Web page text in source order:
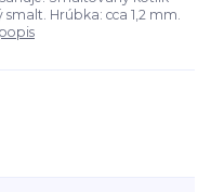
Hrúbka: cca 1,2 mm.